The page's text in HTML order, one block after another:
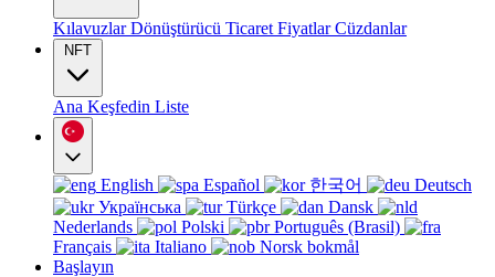
KılavuzlarDönüştürücü Ticaret FiyatlarCüzdanlar
NFT
Ana Keşfedin Liste
English Español 한국어
Deutsch
Українська
Türkçe
Dansk
Nederlands
Polski
Português (Brasil)
Français
Italiano
Norsk bokmål
Başlayın